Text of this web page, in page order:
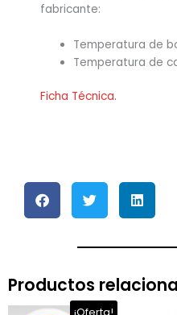
fabricante:
Temperatura de
Temperatura de
Ficha Técnica.
Productos
El
El